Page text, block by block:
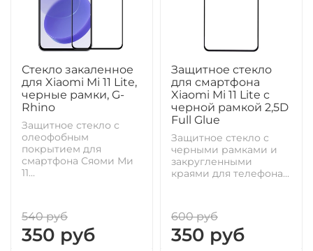
Стекло закаленное
для Xiaomi Mi 11 Lite,
черные рамки, G-
Rhino
Защитное стекло с
олеофобным
покрытием для
смартфона Сяоми Ми
11...
540 руб
350 руб
Защитное стекло
для смартфона
Xiaomi Mi 11 Lite с
черной рамкой 2,5D
Full Glue
Защитное стекло с
черными рамками и
закругленными
краями для телефона...
600 руб
350 руб